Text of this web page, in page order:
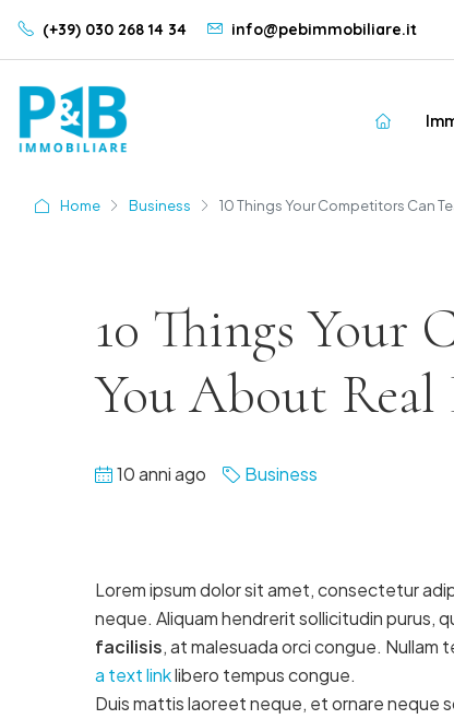
(+39) 030 268 14 34 info@pebimmobiliare.it
Home Business 10 Things Your Competitors Can
10 Things Your
You About Real
10 anni ago Business
Lorem ipsum dolor sit amet, consectetur
neque. Aliquam hendrerit sollicitudin purus,
facilisis, at malesuada orci congue.
a text linklibero tempus congue.
Duis mattis laoreet neque, et ornare neque